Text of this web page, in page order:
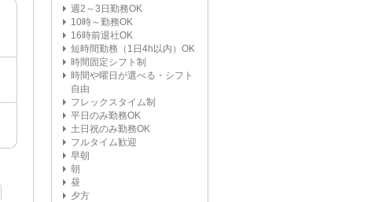
週2～3日勤務OK
10時～勤務OK
16時前退社OK
短時間勤務（1日4h以内）OK
時間固定シフト制
時間や曜日が選べる・シフト
自由
フレックスタイム制
平日のみ勤務OK
土日祝のみ勤務OK
フルタイム歓迎
早朝
朝
昼
夕方